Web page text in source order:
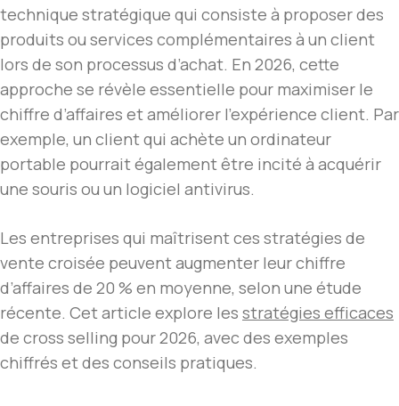
technique stratégique qui consiste à proposer des
produits ou services complémentaires à un client
lors de son processus d’achat. En 2026, cette
approche se révèle essentielle pour maximiser le
chiffre d’affaires et améliorer l’expérience client. Par
exemple, un client qui achète un ordinateur
portable pourrait également être incité à acquérir
une souris ou un logiciel antivirus.
Les entreprises qui maîtrisent ces stratégies de
vente croisée peuvent augmenter leur chiffre
d’affaires de 20 % en moyenne, selon une étude
récente. Cet article explore les stratégies efficaces
de cross selling pour 2026, avec des exemples
chiffrés et des conseils pratiques.